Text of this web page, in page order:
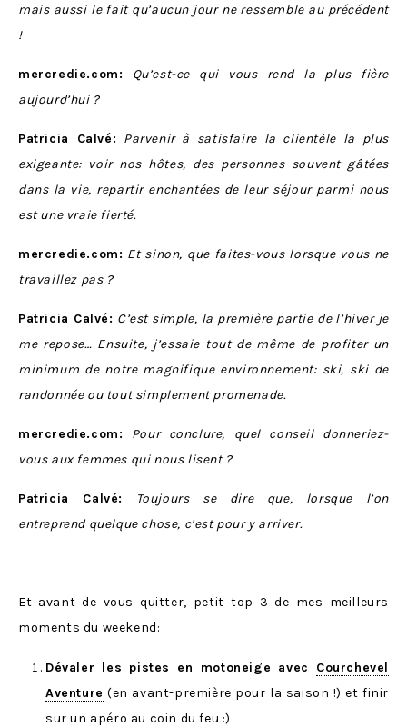
mais aussi le fait qu’aucun jour ne ressemble au précédent
!
mercredie.com:
Qu’est-ce qui vous rend la plus fière
aujourd’hui ?
Patricia Calvé: Parvenir à satisfaire la clientèle la plus
exigeante: voir nos hôtes, des personnes souvent gâtées
dans la vie, repartir enchantées de leur séjour parmi nous
est une vraie fierté.
mercredie.com: Et sinon, que faites-vous lorsque vous ne
travaillez pas ?
Patricia Calvé: C’est simple, la première partie de l’hiver je
me repose… Ensuite, j’essaie tout de même de profiter un
minimum de notre magnifique environnement: ski, ski de
randonnée ou tout simplement promenade.
mercredie.com:
Pour conclure, quel conseil donneriez-
vous aux femmes qui nous lisent ?
Patricia Calvé:
Toujours se dire que, lorsque l’on
entreprend quelque chose, c’est pour y arriver.
Et avant de vous quitter, petit top 3 de mes meilleurs
moments du weekend:
Dévaler les pistes en motoneige avec Courchevel
Aventure (en avant-première pour la saison !) et finir
sur un apéro au coin du feu :)